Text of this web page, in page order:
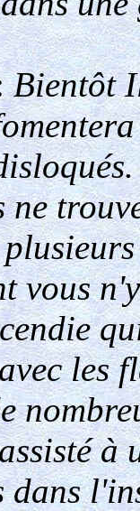
Bientôt
ne
vous
les
à
dans